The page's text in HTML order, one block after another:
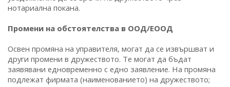
нотариална покана.
Промени на обстоятелства в ООД/ЕООД
Освен промяна на управителя, могат да се извършват и
други промени в дружеството. Те могат да бъдат
заявявани едновременно с едно заявление. На промяна
подлежат фирмата (наименованието) на дружеството;